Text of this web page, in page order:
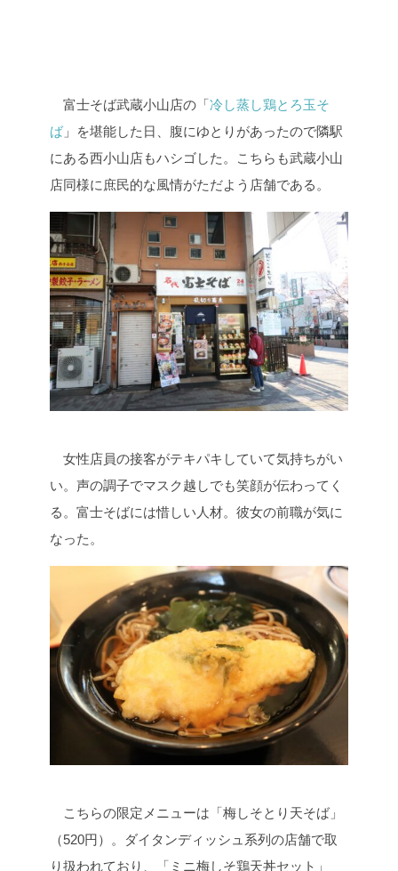
富士そば武蔵小山店の「 冷し蒸し鶏とろ玉そ
ば」を堪能した日、腹にゆとりがあったので隣駅
にある西小山店もハシゴした。こちらも武蔵小山
店同様に庶民的な風情がただよう店舗である。
女性店員の接客がテキパキしていて気持ちがい
い。声の調子でマスク越しでも笑顔が伝わってく
る。富士そばには惜しい人材。彼女の前職が気に
なった。
こちらの限定メニューは「梅しそとり天そば」
（520円）。ダイタンディッシュ系列の店舗で取
り扱われており、「ミニ梅しそ鶏天丼セット」